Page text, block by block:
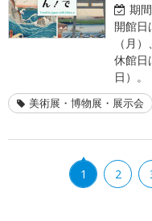
期間
開館日
（月
休館日
日）。
美術展・博物展・展示会
1 2